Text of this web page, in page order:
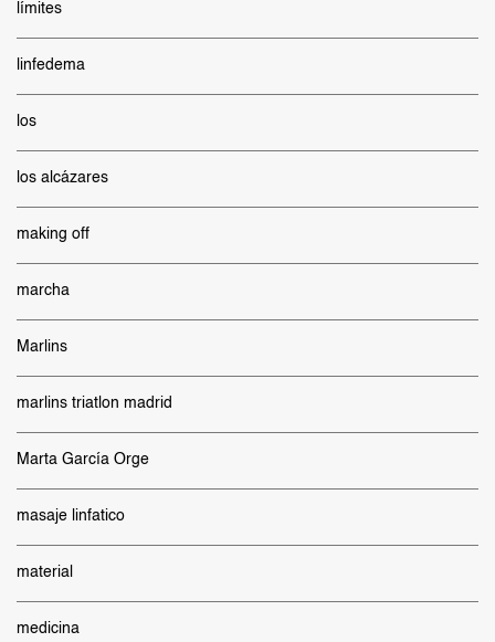
límites
linfedema
los
los alcázares
making off
marcha
Marlins
marlins triatlon madrid
Marta García Orge
masaje linfatico
material
medicina